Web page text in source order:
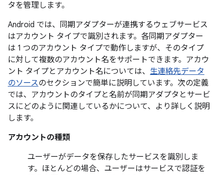
タを管理します。
Android では、同期アダプターが連携するウェブサービス
はアカウント タイプで識別されます。各同期アダプター
は 1 つのアカウント タイプで動作しますが、そのタイプ
に対して複数のアカウント名をサポートできます。アカウ
ント タイプとアカウント名については、 生連絡先データ
のソースのセクションで簡単に説明しています。次の定義
では、アカウントのタイプと名前が同期アダプタとサービ
スにどのように関連しているかについて、より詳しく説明
します。
アカウントの種類
ユーザーがデータを保存したサービスを識別しま
す。ほとんどの場合、ユーザーはサービスで認証を